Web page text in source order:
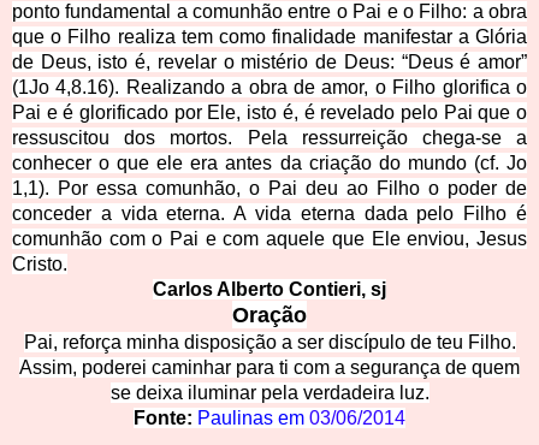
ponto fundamental a comunhão entre o Pai e o Filho: a obra
que o Filho realiza tem como finalidade manifestar a Glória
de Deus, isto é, revelar o mistério de Deus: “Deus é amor”
(1Jo 4,8.16). Realizando a obra de amor, o Filho glorifica o
Pai e é glorificado por Ele, isto é, é revelado pelo Pai que o
ressuscitou dos mortos. Pela ressurreição chega-se a
conhecer o que ele era antes da criação do mundo (cf. Jo
1,1). Por essa comunhão, o Pai deu ao Filho o poder de
conceder a vida eterna. A vida eterna dada pelo Filho é
comunhão com o Pai e com aquele que Ele enviou, Jesus
Cristo.
Carlos Alberto Contieri, sj
Oração
Pai, reforça minha disposição a ser discípulo de teu Filho.
Assim, poderei caminhar para ti com a segurança de quem
se deixa iluminar pela verdadeira luz.
Fonte: Paulinas em 03/06/2014